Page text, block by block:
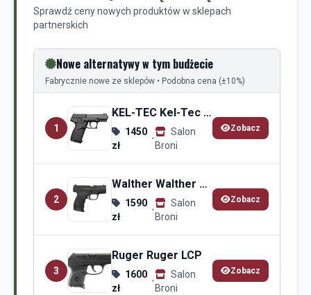
Sprawdź ceny nowych produktów w sklepach
partnerskich
Nowe alternatywy w tym budżecie
Fabrycznie nowe ze sklepów • Podobna cena (±10%)
1
KEL-TEC Kel-Tec P17
1450
zł
•
Salon
Broni
Zobacz
2
Walther Walther PPS M2
1590
zł
•
Salon
Broni
Zobacz
3
Ruger Ruger LCP
1600
zł
•
Salon
Broni
Zobacz